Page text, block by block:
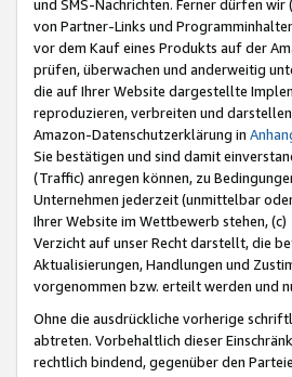
und SMS-Nachrichten. Ferner dürfen
von Partner-Links und
vor dem Kauf eines Produkts auf der
prüfen, überwachen und anderweitig
die auf Ihrer Website dargestellte
reproduzieren, verbreiten und
Amazon-Datenschutzerklärung in
Sie bestätigen und sind damit
(Traffic) anregen können, zu
Unternehmen jederzeit (unmittelbar
Ihrer Website im Wettbewerb stehen,
Verzicht auf unser Recht darstellt, die
Aktualisierungen, Handlungen und
vorgenommen bzw. erteilt werden und
Ohne die ausdrückliche vorherige
abtreten. Vorbehaltlich dieser
rechtlich bindend, gegenüber den